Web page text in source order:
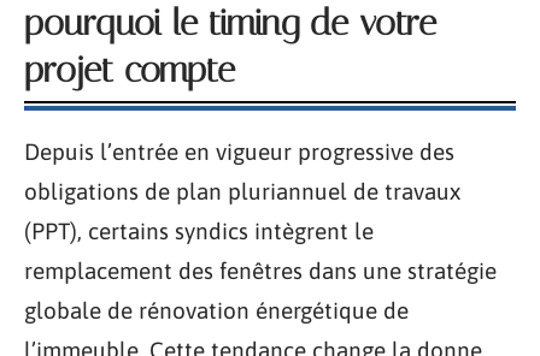
pourquoi le timing de votre
projet compte
Depuis l’entrée en vigueur progressive des
obligations de plan pluriannuel de travaux
(PPT), certains syndics intègrent le
remplacement des fenêtres dans une stratégie
globale de rénovation énergétique de
l’immeuble. Cette tendance change la donne